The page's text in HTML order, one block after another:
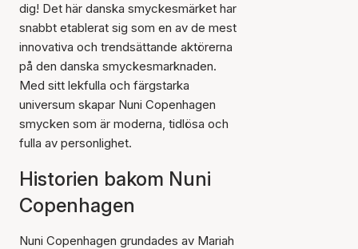
dig! Det här danska smyckesmärket har
snabbt etablerat sig som en av de mest
innovativa och trendsättande aktörerna
på den danska smyckesmarknaden.
Med sitt lekfulla och färgstarka
universum skapar Nuni Copenhagen
smycken som är moderna, tidlösa och
fulla av personlighet.
Historien bakom Nuni
Copenhagen
Nuni Copenhagen grundades av Mariah